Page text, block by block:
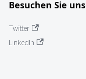
Besuchen Sie uns
Twitter
LinkedIn